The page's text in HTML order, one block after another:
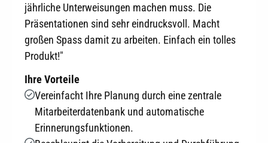
jährliche Unterweisungen machen muss. Die
Präsentationen sind sehr eindrucksvoll. Macht
großen Spass damit zu arbeiten. Einfach ein tolles
Produkt!"
Ihre Vorteile
Vereinfacht Ihre Planung durch eine zentrale
Mitarbeiterdatenbank und automatische
Erinnerungsfunktionen.